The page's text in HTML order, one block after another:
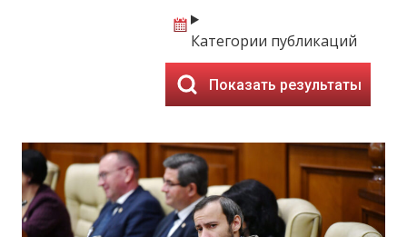
Категории публикаций
Показать результаты